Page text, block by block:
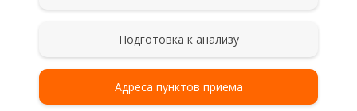
Подготовка к анализу
Адреса пунктов приема